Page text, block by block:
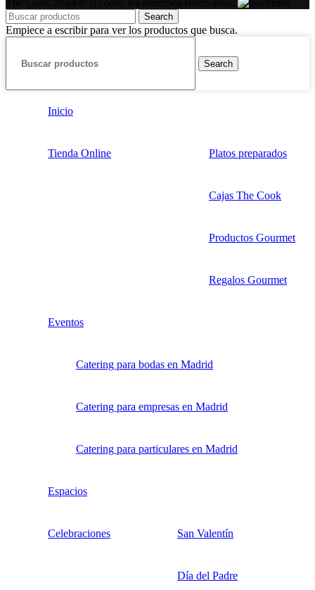
Search
Empiece a escribir para ver los productos que busca.
Search
Inicio
Tienda Online Platos preparados
Cajas The Cook
Productos Gourmet
Regalos Gourmet
Eventos
Catering para bodas en Madrid
Catering para empresas en Madrid
Catering para particulares en Madrid
Espacios
Celebraciones San Valentín
Día del Padre